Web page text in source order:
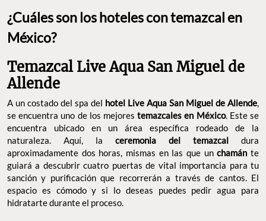
¿Cuáles son los hoteles con temazcal en
México?
Temazcal Live Aqua San Miguel de
Allende
A un costado del spa del hotel Live Aqua San Miguel de Allende
se encuentra uno de los mejorestemazcales en México. Este se
encuentra ubicado en un área específica rodeado de la
naturaleza. Aquí, la ceremonia del temazcal dura
aproximadamente dos horas, mismas en las que unchamán te
guiará a descubrir cuatro puertas de vital importancia para tu
sanción y purificación que recorrerán a través de cantos. El
espacio es cómodo y si lo deseas puedes pedir agua para
hidratarte durante el proceso.